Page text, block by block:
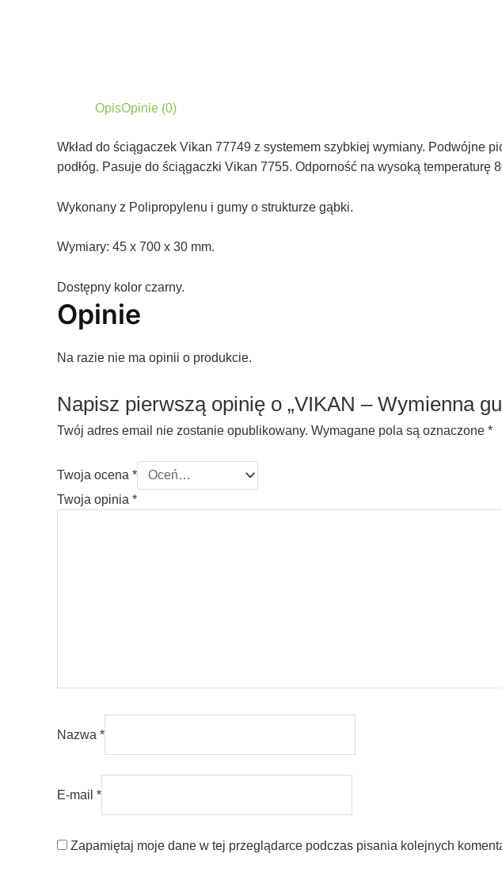
OpisOpinie (0)
Wkład do ściągaczek Vikan 77749 z systemem szybkiej wymiany. Podwójne
podłóg. Pasuje do ściągaczki Vikan 7755. Odporność na wysoką temperaturę
Wykonany z Polipropylenu i gumy o strukturze gąbki.
Wymiary: 45 x 700 x 30 mm.
Dostępny kolor czarny.
Opinie
Na razie nie ma opinii o produkcie.
Napisz pierwszą opinię o „VIKAN – Wymienna
Twój adres email nie zostanie opublikowany. Wymagane pola są oznaczone *
Twoja ocena *
Twoja opinia *
Nazwa *
E-mail *
Zapamiętaj moje dane w tej przeglądarce podczas pisania kolejnych